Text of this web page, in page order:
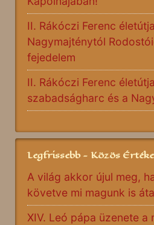
II. Rákóczi Ferenc
Nagymajténytól
fejedelem
II. Rákóczi Ferenc
szabadságharc és a
Legfrissebb - Közös
A világ akkor újul meg,
követve mi magunk is
XIV. Leó pápa üzenete a